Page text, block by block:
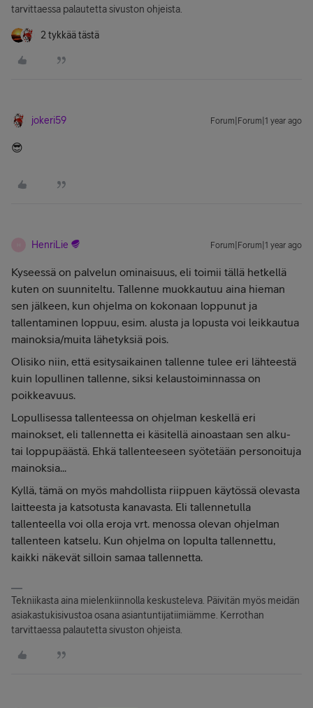
tarvittaessa palautetta sivuston ohjeista.
2 tykkää tästä
jokeri59 Forum|Forum|1 year ago
😎
HenriLie Forum|Forum|1 year ago
Kyseessä on palvelun ominaisuus, eli toimii tällä hetkellä
kuten on suunniteltu. Tallenne muokkautuu aina hieman
sen jälkeen, kun ohjelma on kokonaan loppunut ja
tallentaminen loppuu, esim. alusta ja lopusta voi leikkautua
mainoksia/muita lähetyksiä pois.
Olisiko niin, että esitysaikainen tallenne tulee eri lähteestä
kuin lopullinen tallenne, siksi kelaustoiminnassa on
poikkeavuus.
Lopullisessa tallenteessa on ohjelman keskellä eri
mainokset, eli tallennetta ei käsitellä ainoastaan sen alku-
tai loppupäästä. Ehkä tallenteeseen syötetään personoituja
mainoksia...
Kyllä, tämä on myös mahdollista riippuen käytössä olevasta
laitteesta ja katsotusta kanavasta. Eli tallennetulla
tallenteella voi olla eroja vrt. menossa olevan ohjelman
tallenteen katselu. Kun ohjelma on lopulta tallennettu,
kaikki näkevät silloin samaa tallennetta.
Tekniikasta aina mielenkiinnolla keskusteleva. Päivitän myös meidän
asiakastukisivustoa osana asiantuntijatiimiämme. Kerrothan
tarvittaessa palautetta sivuston ohjeista.